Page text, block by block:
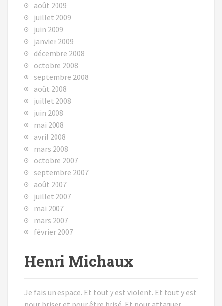
août 2009
juillet 2009
juin 2009
janvier 2009
décembre 2008
octobre 2008
septembre 2008
août 2008
juillet 2008
juin 2008
mai 2008
avril 2008
mars 2008
octobre 2007
septembre 2007
août 2007
juillet 2007
mai 2007
mars 2007
février 2007
Henri Michaux
Je fais un espace. Et tout y est violent. Et tout y est